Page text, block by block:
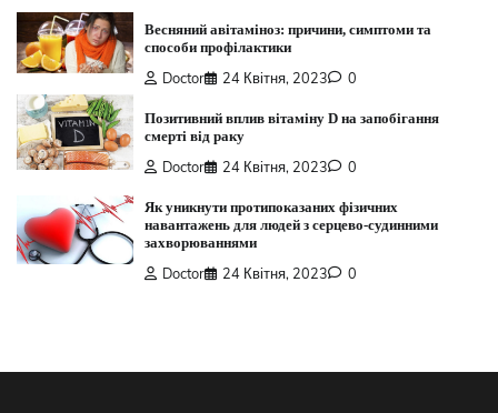
Весняний авітаміноз: причини, симптоми та
способи профілактики
Doctor 24 Квітня, 2023 0
Позитивний вплив вітаміну D на запобігання
смерті від раку
Doctor 24 Квітня, 2023 0
Як уникнути протипоказаних фізичних
навантажень для людей з серцево-судинними
захворюваннями
Doctor 24 Квітня, 2023 0